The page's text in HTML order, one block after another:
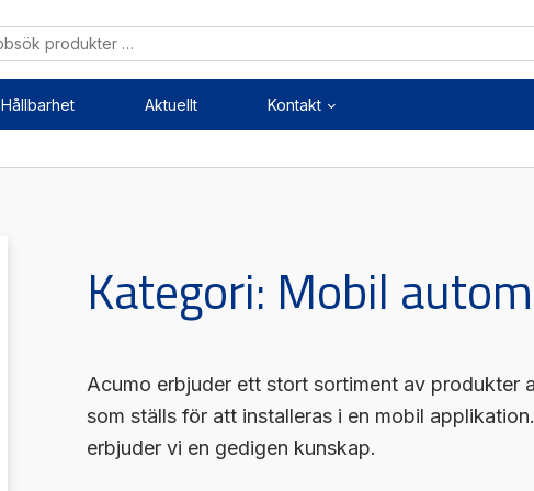
Hållbarhet Aktuellt Kontakt
Axelkopplingar
Pulsgivare / Encoders
Mätning
Kategori: Mobil
Acumo erbjuder ett stort sortiment av produkter
som ställs för att installeras i en mobil
erbjuder vi en gedigen kunskap.